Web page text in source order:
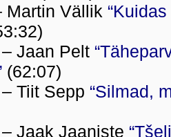
Martin Vällik
Jaan Pelt
(62:07)
Tiit Sepp “Silmad,
Jaak Jaaniste